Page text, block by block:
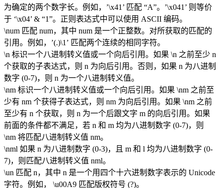
为确定的两个数字长。例如，’\x41’ 匹配 “A”。’\x041’ 则等价
于 ‘\x04’ & “1”。正则表达式中可以使用 ASCII 编码。
\num 匹配 num，其中 num 是一个正整数。对所获取的匹配的
引用。例如，’(.)\1’ 匹配两个连续的相同字符。
\n 标识一个八进制转义值或一个向后引用。如果 \n 之前至少 n
个获取的子表达式，则 n 为向后引用。否则，如果 n 为八进制
数字 (0-7)，则 n 为一个八进制转义值。
\nm 标识一个八进制转义值或一个向后引用。如果 \nm 之前至
少有 nm 个获得子表达式，则 nm 为向后引用。如果 \nm 之前
至少有 n 个获取，则 n 为一个后跟文字 m 的向后引用。如果
前面的条件都不满足，若 n 和 m 均为八进制数字 (0-7)，则
\nm 将匹配八进制转义值 nm。
\nml 如果 n 为八进制数字 (0-3)，且 m 和 l 均为八进制数字 (0-
7)，则匹配八进制转义值 nml。
\un 匹配 n，其中 n 是一个用四个十六进制数字表示的 Unicode
字符。例如， \u00A9 匹配版权符号 (?)。